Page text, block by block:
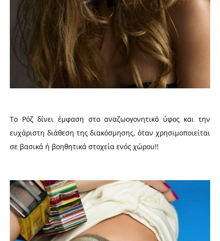
Το Ρόζ δίνει έμφαση στο αναζωογονητικό ύφος και την
ευχάριστη διάθεση της διακόσμησης, όταν χρησιμοποιείται
σε βασικά ή βοηθητικά στοχεία ενός χώρου!!